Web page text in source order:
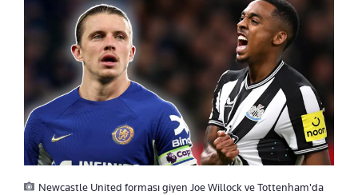
Newcastle United forması giyen Joe Willock ve Tottenham'da